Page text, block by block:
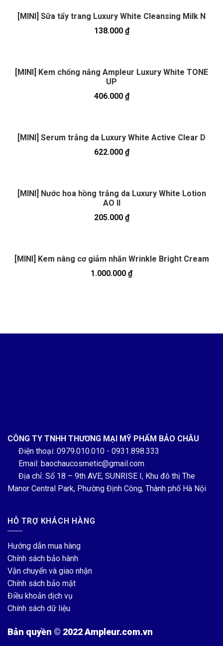
[MINI] Sữa tẩy trang Luxury White Cleansing Milk N
138.000 ₫
[MINI] Kem chống nắng Ampleur Luxury White TONE
UP
406.000 ₫
[MINI] Serum trắng da Luxury White Active Clear D
622.000 ₫
[MINI] Nước hoa hồng trắng da Luxury White Lotion
AO II
205.000 ₫
[MINI] Kem nâng cơ giảm nhăn Wrinkle Bright Cream
1.000.000 ₫
CÔNG TY TNHH THƯƠNG MẠI MỸ PHẨM BẢO CHÂU
Điện thoại: 0979.010.010 - 0931.898.333
Email: baochaucosmetic@gmail.com
Địa chỉ: Số 18 – 9th AVE, SUNRISE I, Khu đô thị The
Manor Central Park, Phường Định Công, Thành phố Hà Nội
HỖ TRỢ KHÁCH HÀNG
Hướng dẫn mua hàng
Chính sách bảo hành
Vận chuyển và giao nhận
Chính sách bảo mật
Điều khoản dịch vụ
Chính sách dữ liệu
Bản quyền © 2022 Ampleur.com.vn